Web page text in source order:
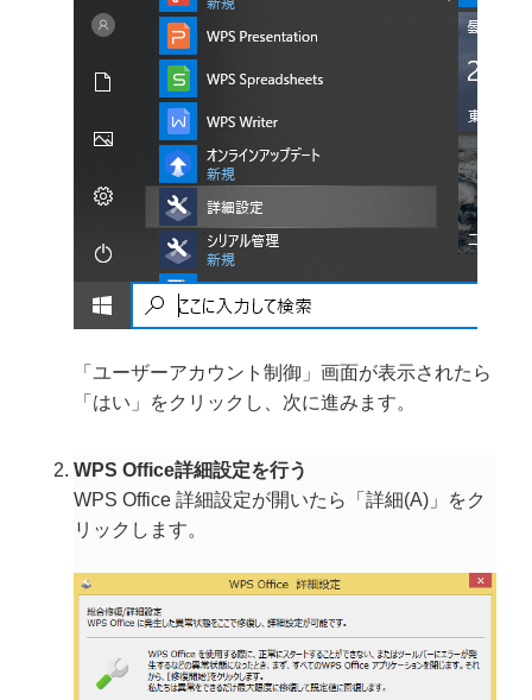
「ユーザーアカウント制御」画面が表示されたら
「はい」をクリックし、次に進みます。
WPS Office詳細設定を行う
WPS Office 詳細設定が開いたら「詳細(A)」をク
リックします。